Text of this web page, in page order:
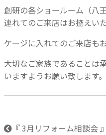
創研の各ショールーム（八
連れてのご来店はお控えい
ケージに入れてのご来店も
大切なご家族であることは
いますようお願い致します。
『 3月リフォーム相談会 』